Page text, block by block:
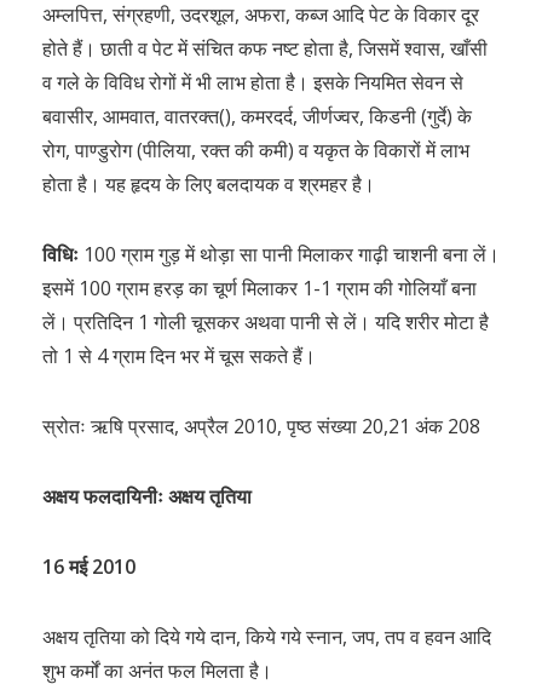
अम्लपित्त, संग्रहणी, उदरशूल, अफरा, कब्ज आदि पेट के विकार दूर
होते हैं। छाती व पेट में संचित कफ नष्ट होता है, जिसमें श्वास, खाँसी
व गले के विविध रोगों में भी लाभ होता है। इसके नियमित सेवन से
बवासीर, आमवात, वातरक्त(), कमरदर्द, जीर्णज्वर, किडनी (गुर्दे) के
रोग, पाण्डुरोग (पीलिया, रक्त की कमी) व यकृत के विकारों में लाभ
होता है। यह हृदय के लिए बलदायक व श्रमहर है।
विधिः 100 ग्राम गुड़ में थोड़ा सा पानी मिलाकर गाढ़ी चाशनी बना लें।
इसमें 100 ग्राम हरड़ का चूर्ण मिलाकर 1-1 ग्राम की गोलियाँ बना
लें। प्रतिदिन 1 गोली चूसकर अथवा पानी से लें। यदि शरीर मोटा है
तो 1 से 4 ग्राम दिन भर में चूस सकते हैं।
स्रोतः ऋषि प्रसाद, अप्रैल 2010, पृष्ठ संख्या 20,21 अंक 208
अक्षय फलदायिनीः अक्षय तृतिया
16 मई 2010
अक्षय तृतिया को दिये गये दान, किये गये स्नान, जप, तप व हवन आदि
शुभ कर्मों का अनंत फल मिलता है।